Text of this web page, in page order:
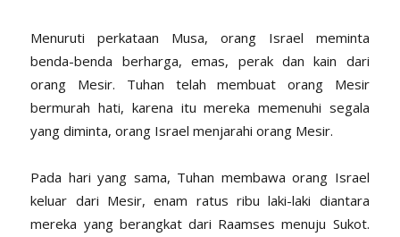
Menuruti perkataan Musa, orang Israel meminta
benda-benda berharga, emas, perak dan kain dari
orang Mesir. Tuhan telah membuat orang Mesir
bermurah hati, karena itu mereka memenuhi segala
yang diminta, orang Israel menjarahi orang Mesir.
Pada hari yang sama, Tuhan membawa orang Israel
keluar dari Mesir, enam ratus ribu laki-laki diantara
mereka yang berangkat dari Raamses menuju Sukot.